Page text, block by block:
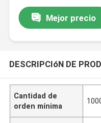
Mejor precio
DESCRIPCIóN DE
Cantidad de
orden mínima